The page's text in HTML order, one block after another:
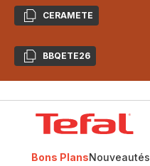
CopierCERAMETE
CopierBBQETE26
Bons PlansNouveautés